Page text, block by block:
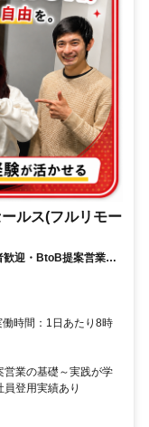
ルス(フルリモー
歓迎・BtoB提案営業で
時間：1日あたり8時
の基礎～実践が学
登用実績あり